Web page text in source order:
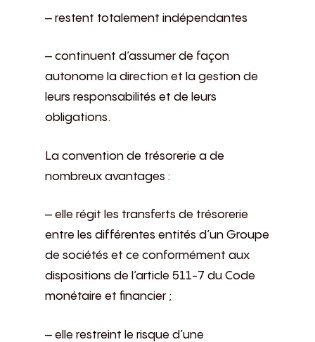
– restent totalement indépendantes
– continuent d’assumer de façon
autonome la direction et la gestion de
leurs responsabilités et de leurs
obligations.
La convention de trésorerie a de
nombreux avantages :
– elle régit les transferts de trésorerie
entre les différentes entités d’un Groupe
de sociétés et ce conformément aux
dispositions de l’article 511-7 du Code
monétaire et financier ;
– elle restreint le risque d’une